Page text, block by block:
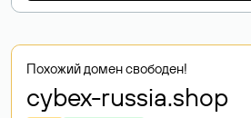
Похожий домен свободен!
cybex-russia.shop